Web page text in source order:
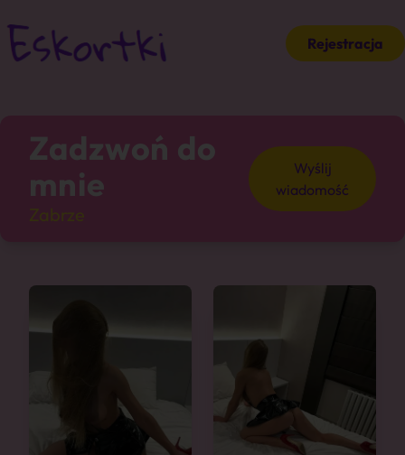
Rejestracja
Zadzwoń do
mnie
Wyślij
wiadomość